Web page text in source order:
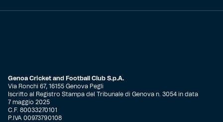
Genoa Cricket and Football Club S.p.A.
Via Ronchi 67, 16155 Genova Pegli
Iscritto al Registro Stampa del Tribunale di Genova n. 3054 in data
7 maggio 2025
C.F. 80033270101
P.IVA 00973790108